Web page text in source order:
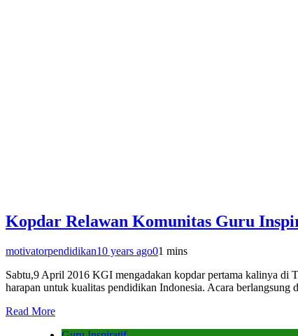
Kopdar Relawan Komunitas Guru
motivatorpendidikan10 years ago01 mins
Sabtu,9 April 2016 KGI mengadakan kopdar pertama kalinya di
harapan untuk kualitas pendidikan Indonesia. Acara
Read More